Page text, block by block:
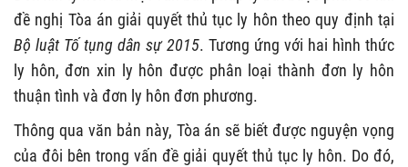
đề nghị Tòa án giải quyết thủ tục ly hôn theo quy định tại
Bộ luật Tố tụng dân sự 2015. Tương ứng với hai hình thức
ly hôn, đơn xin ly hôn được phân loại thành đơn ly hôn
thuận tình và đơn ly hôn đơn phương.
Thông qua văn bản này, Tòa án sẽ biết được nguyện vọng
của đôi bên trong vấn đề giải quyết thủ tục ly hôn. Do đó,